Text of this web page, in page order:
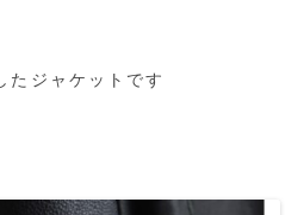
たジャケットです